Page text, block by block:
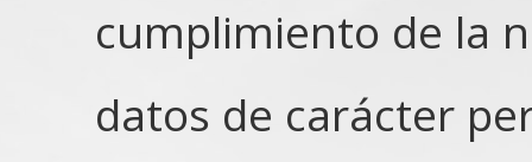
cumplimiento de la
datos de carácter